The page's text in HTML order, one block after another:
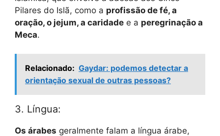
Pilares do Islã, como a profissão de fé, a
oração, o jejum, a caridade e a peregrinação a
Meca.
Relacionado: Gaydar: podemos detectar a
orientação sexual de outras pessoas?
3. Língua:
Os árabes geralmente falam a língua árabe,